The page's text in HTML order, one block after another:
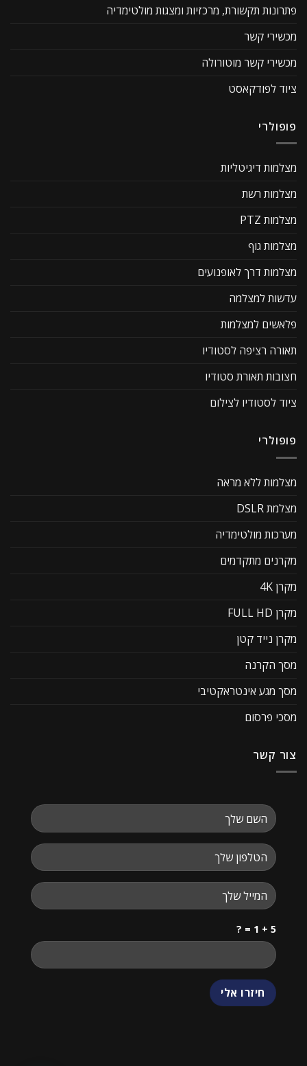
פתרונות תקשורת, מרכזיות ומצגות מולטימדיה
מכשירי קשר
מכשירי קשר מוטורולה
ציוד לפודקאסט
פופולרי
מצלמות דיגיטליות
מצלמות רשת
מצלמות PTZ
מצלמות גוף
מצלמות דרך לאופנועים
עדשות למצלמה
פלאשים למצלמות
תאורה רציפה לסטודיו
חצובות תאורת סטודיו
ציוד לסטודיו לצילום
פופולרי
מצלמות ללא מראה
מצלמת DSLR
מערכות מולטימדיה
מקרנים מתקדמים
מקרן 4K
מקרן FULL HD
מקרן נייד קטן
מסך הקרנה
מסך מגע אינטראקטיבי
מסכי פרסום
צור קשר
5 + 1 = ?